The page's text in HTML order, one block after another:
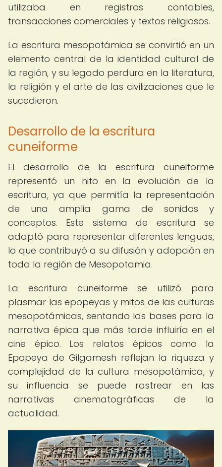
utilizaba en registros contables,
transacciones comerciales y textos religiosos.
La escritura mesopotámica se convirtió en un
elemento central de la identidad cultural de
la región, y su legado perdura en la literatura,
la religión y el arte de las civilizaciones que le
sucedieron.
Desarrollo de la escritura
cuneiforme
El desarrollo de la escritura cuneiforme
representó un hito en la evolución de la
escritura, ya que permitía la representación
de una amplia gama de sonidos y
conceptos. Este sistema de escritura se
adaptó para representar diferentes lenguas,
lo que contribuyó a su difusión y adopción en
toda la región de Mesopotamia.
La escritura cuneiforme se utilizó para
plasmar las epopeyas y mitos de las culturas
mesopotámicas, sentando las bases para la
narrativa épica que más tarde influiría en el
cine épico. Los relatos épicos como la
Epopeya de Gilgamesh reflejan la riqueza y
complejidad de la cultura mesopotámica, y
su influencia se puede rastrear en las
narrativas cinematográficas de la
actualidad.